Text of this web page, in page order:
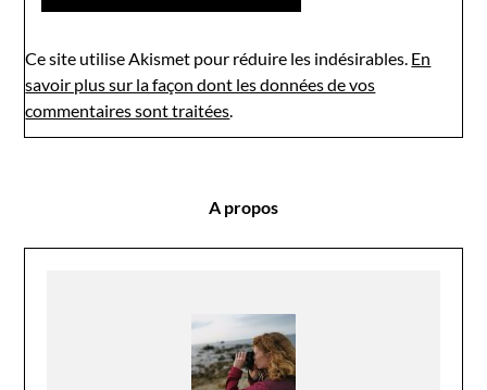
Ce site utilise Akismet pour réduire les indésirables. En
savoir plus sur la façon dont les données de vos
commentaires sont traitées.
A propos